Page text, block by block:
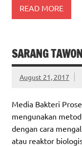
READ MORE
SARANG
August 21, 2017
Media Bakteri
mengunakan
dengan cara
atau reaktor